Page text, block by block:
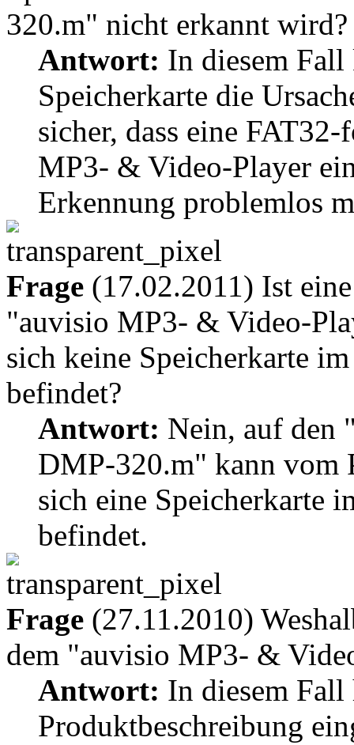
320.m" nicht erkannt wird?
Antwort: In diesem
Speicherkarte die
sicher, dass eine
MP3- & Video-Player
Erkennung problemlos
Frage (17.02.2011) Ist
"auvisio MP3- & Video-
sich keine Speicherkarte
befindet?
Antwort: Nein, auf den
DMP-320.m" kann vom
sich eine Speicherkarte
befindet.
Frage (27.11.2010)
dem "auvisio MP3- &
Antwort: In diesem Fall
Produktbeschreibung